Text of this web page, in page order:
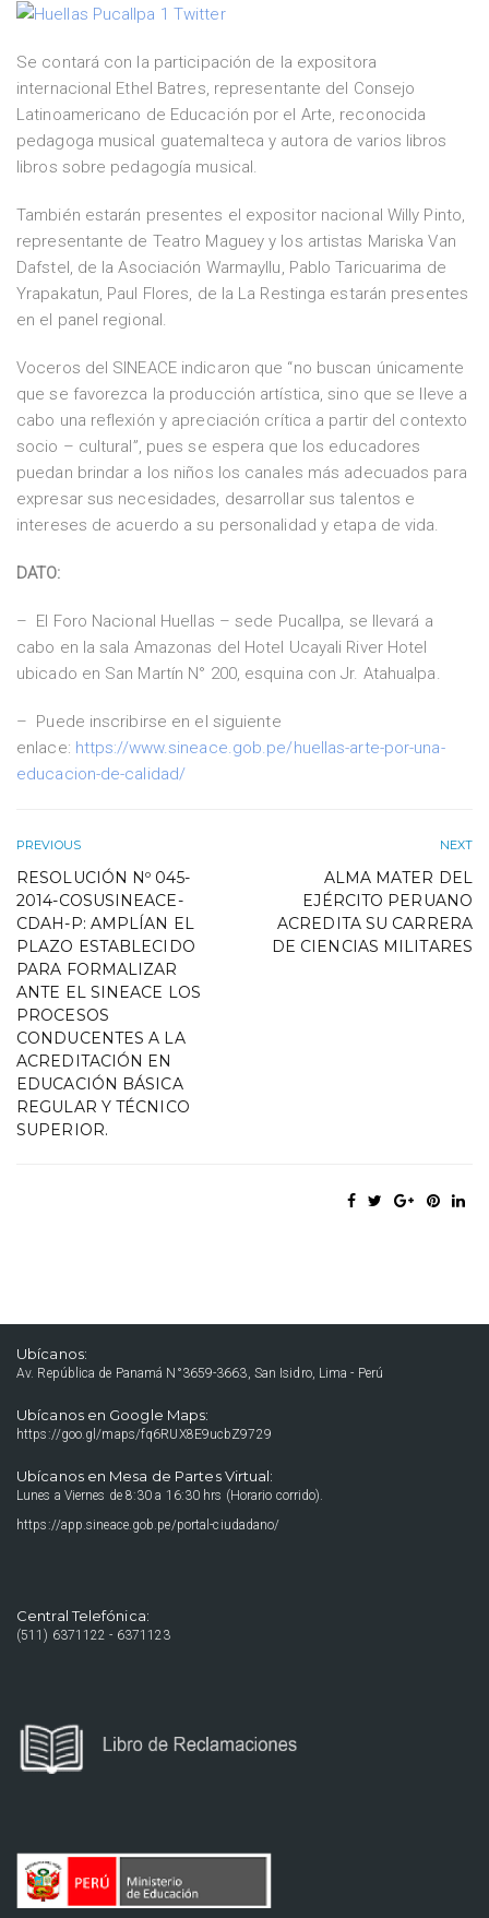
Se contará con la participación de la expositora
internacional Ethel Batres, representante del Consejo
Latinoamericano de Educación por el Arte, reconocida
pedagoga musical guatemalteca y autora de varios libros
libros sobre pedagogía musical.
También estarán presentes el expositor nacional Willy Pinto,
representante de Teatro Maguey y los artistas Mariska Van
Dafstel, de la Asociación Warmayllu, Pablo Taricuarima de
Yrapakatun, Paul Flores, de la La Restinga estarán presentes
en el panel regional.
Voceros del SINEACE indicaron que “no buscan únicamente
que se favorezca la producción artística, sino que se lleve a
cabo una reflexión y apreciación crítica a partir del contexto
socio – cultural”, pues se espera que los educadores
puedan brindar a los niños los canales más adecuados para
expresar sus necesidades, desarrollar sus talentos e
intereses de acuerdo a su personalidad y etapa de vida.
DATO:
– El Foro Nacional Huellas – sede Pucallpa, se llevará a
cabo en la sala Amazonas del Hotel Ucayali River Hotel
ubicado en San Martín N° 200, esquina con Jr. Atahualpa.
– Puede inscribirse en el siguiente
enlace: https://www.sineace.gob.pe/huellas-arte-por-una-
educacion-de-calidad/
PREVIOUS
RESOLUCIÓN Nº 045-
2014-COSUSINEACE-
CDAH-P: AMPLÍAN EL
PLAZO ESTABLECIDO
PARA FORMALIZAR
ANTE EL SINEACE LOS
PROCESOS
CONDUCENTES A LA
ACREDITACIÓN EN
EDUCACIÓN BÁSICA
REGULAR Y TÉCNICO
SUPERIOR.
NEXT
ALMA MATER DEL
EJÉRCITO PERUANO
ACREDITA SU CARRERA
DE CIENCIAS MILITARES
Ubícanos:
Av. República de Panamá N°3659-3663, San Isidro, Lima - Perú
Ubícanos en Google Maps:
https://goo.gl/maps/fq6RUX8E9ucbZ9729
Ubícanos en Mesa de Partes Virtual:
Lunes a Viernes de 8:30 a 16:30 hrs (Horario corrido).
https://app.sineace.gob.pe/portal-ciudadano/
Central Telefónica:
(511) 6371122 - 6371123